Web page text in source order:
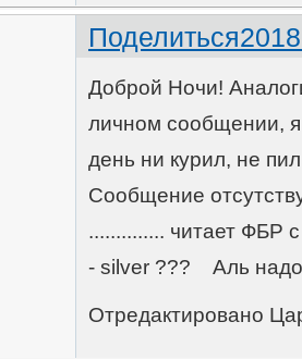
Поделиться
Доброй Ночи!
личном сообщении, я
день ни курил, не
Сообщение
.............. читает
- silver ??? Аль надо
Отредактировано